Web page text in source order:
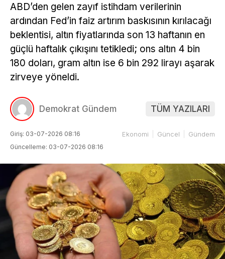
ABD’den gelen zayıf istihdam verilerinin
ardından Fed’in faiz artırım baskısının kırılacağı
beklentisi, altın fiyatlarında son 13 haftanın en
güçlü haftalık çıkışını tetikledi; ons altın 4 bin
180 doları, gram altın ise 6 bin 292 lirayı aşarak
zirveye yöneldi.
Demokrat Gündem TÜM YAZILARI
Giriş: 03-07-2026 08:16
Güncelleme: 03-07-2026 08:16
Ekonomi Güncel Gündem